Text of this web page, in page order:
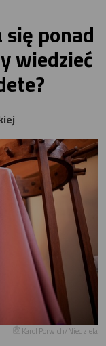
ponad
wiedzieć
Karol Porwich/Niedziela